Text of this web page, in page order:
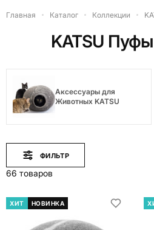
Главная Каталог Коллекции
KATSU
Аксессуары для
Животных KATSU
ФИЛЬТР
66 товаров
ХИТ НОВИНКА